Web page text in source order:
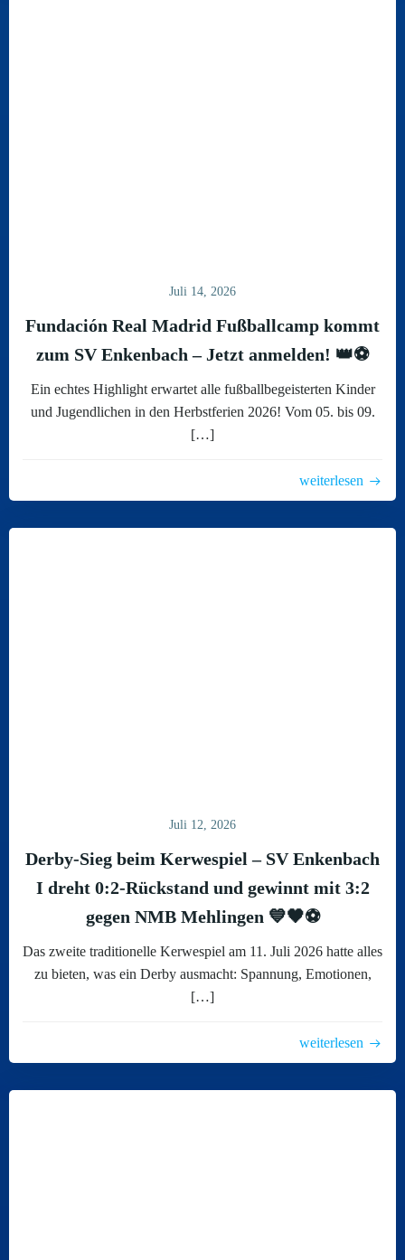
Juli 14, 2026
Fundación Real Madrid Fußballcamp kommt
zum SV Enkenbach – Jetzt anmelden! 👑⚽
Ein echtes Highlight erwartet alle fußballbegeisterten Kinder
und Jugendlichen in den Herbstferien 2026! Vom 05. bis 09.
[…]
weiterlesen
Juli 12, 2026
Derby-Sieg beim Kerwespiel – SV Enkenbach
I dreht 0:2-Rückstand und gewinnt mit 3:2
gegen NMB Mehlingen 💙🖤⚽
Das zweite traditionelle Kerwespiel am 11. Juli 2026 hatte alles
zu bieten, was ein Derby ausmacht: Spannung, Emotionen,
[…]
weiterlesen